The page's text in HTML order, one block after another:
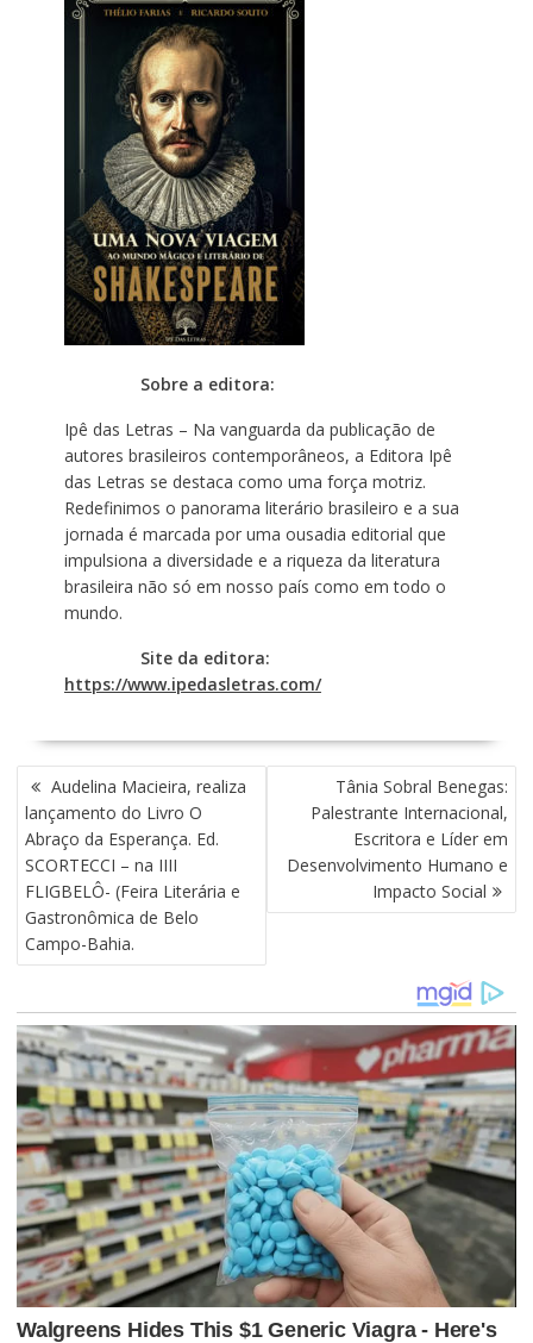
Sobre a editora:
Ipê das Letras – Na vanguarda da publicação de
autores brasileiros contemporâneos, a Editora Ipê
das Letras se destaca como uma força motriz.
Redefinimos o panorama literário brasileiro e a sua
jornada é marcada por uma ousadia editorial que
impulsiona a diversidade e a riqueza da literatura
brasileira não só em nosso país como em todo o
mundo.
Site da editora:
https://www.ipedasletras.com/
N
A
V
E
G
A
Ç
Ã
D
E
P
O
S
T
Audelina Macieira, realiza
lançamento do Livro O
Abraço da Esperança. Ed.
SCORTECCI – na IIII
FLIGBELÔ- (Feira Literária e
Gastronômica de Belo
Campo-Bahia.
Tânia Sobral Benegas:
Palestrante Internacional,
Escritora e Líder em
Desenvolvimento Humano e
Impacto Social